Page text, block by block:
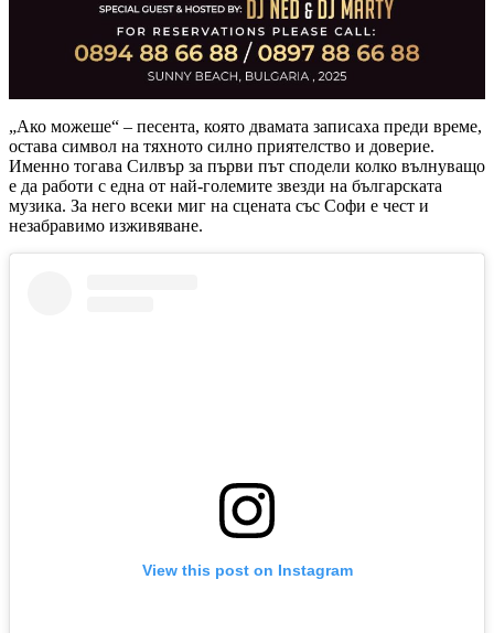
„Ако можеше“ – песента, която двамата записаха преди време,
остава символ на тяхното силно приятелство и доверие.
Именно тогава Силвър за първи път сподели колко вълнуващо
е да работи с една от най-големите звезди на българската
музика. За него всеки миг на сцената със Софи е чест и
незабравимо изживяване.
View this post on Instagram